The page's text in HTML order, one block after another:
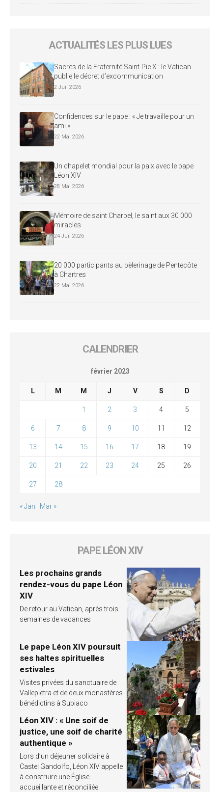
ACTUALITÉS LES PLUS LUES
Sacres de la Fraternité Saint-Pie X : le Vatican
publie le décret d’excommunication
2 Juil 2026
Confidences sur le pape : « Je travaille pour un
ami »
22 Mai 2026
Un chapelet mondial pour la paix avec le pape
Léon XIV
28 Mai 2026
Mémoire de saint Charbel, le saint aux 30 000
miracles
24 Juil 2026
20 000 participants au pèlerinage de Pentecôte
à Chartres
22 Mai 2026
CALENDRIER
février 2023
L M M J V S D
1 2 3 4 5
6 7 8 9 10 11 12
13 14 15 16 17 18 19
20 21 22 23 24 25 26
27 28
« Jan Mar »
PAPE LÉON XIV
Les prochains grands
rendez-vous du pape Léon
XIV
De retour au Vatican, après trois
semaines de vacances
Le pape Léon XIV poursuit
ses haltes spirituelles
estivales
Visites privées du sanctuaire de
Vallepietra et de deux monastères
bénédictins à Subiaco
Léon XIV : « Une soif de
justice, une soif de charité
authentique »
Lors d’un déjeuner solidaire à
Castel Gandolfo, Léon XIV appelle
à construire une Église
accueillante et réconciliée